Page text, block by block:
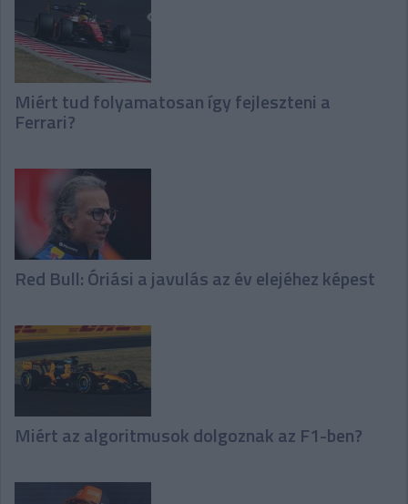
Miért tud folyamatosan így fejleszteni a
Ferrari?
Red Bull: Óriási a javulás az év elejéhez képest
Miért az algoritmusok dolgoznak az F1-ben?